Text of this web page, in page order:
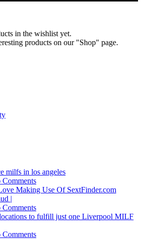
in the wishlist yet.
products on our "Shop" page.
milfs in los angeles
Comments
Making Use Of SextFinder.com
|
Comments
to fulfill just one Liverpool MILF
Comments